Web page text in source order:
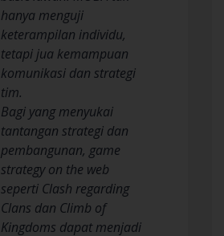
hanya menguji
keterampilan individu,
tetapi jua kemampuan
komunikasi dan strategi
tim.
Bagi yang menyukai
tantangan strategi dan
pembangunan, game
strategy on the web
seperti Clash regarding
Clans dan Climb of
Kingdoms dapat menjadi